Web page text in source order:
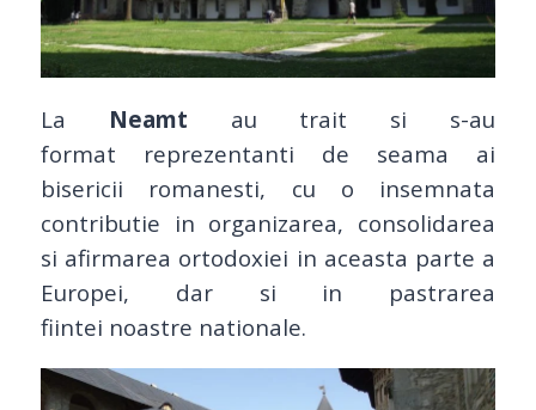
La Neamt au trait si s-au
format reprezentanti de seama ai
bisericii romanesti, cu o insemnata
contributie in organizarea, consolidarea
si afirmarea ortodoxiei in aceasta parte a
Europei, dar si in pastrarea
fiintei noastre nationale.